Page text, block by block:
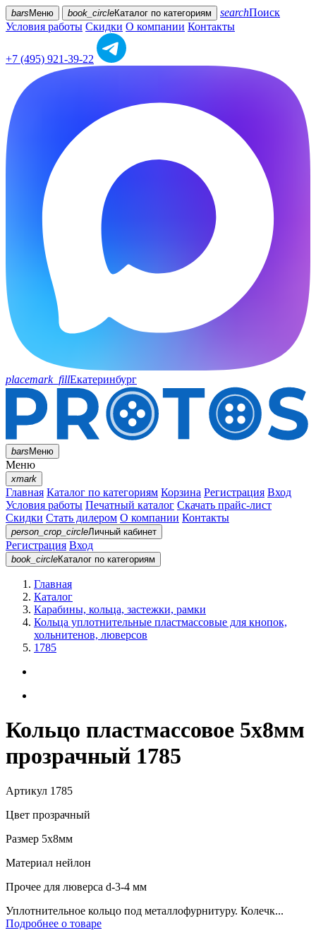
bars Меню book_circleКаталог по категориям searchПоиск
Условия работы Скидки О компании Контакты
+7 (495) 921-39-22
placemark_fillЕкатеринбург
barsМеню
Меню
xmark
Главная Каталог по категориям Корзина Регистрация Вход
Условия работы Печатный каталог Скачать прайс-лист
Скидки Стать дилером О компании Контакты
person_crop_circleЛичный кабинет
Регистрация Вход
book_circleКаталог по категориям
Главная
Каталог
Карабины, кольца, застежки, рамки
Кольца уплотнительные пластмассовые для кнопок,
хольнитенов, люверсов
1785
Кольцо пластмассовое 5х8мм
прозрачный 1785
Артикул 1785
Цвет прозрачный
Размер 5х8мм
Материал нейлон
Прочее для люверса d-3-4 мм
Уплотнительное кольцо под металлофурнитуру. Колечк...
Подробнее о товаре